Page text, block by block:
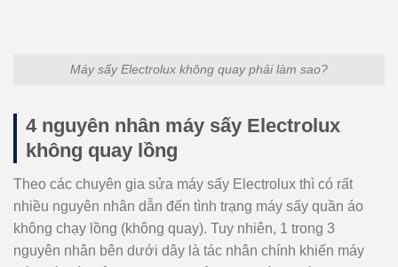
Máy sấy Electrolux không quay phải làm sao?
4 nguyên nhân máy sấy Electrolux
không quay lồng
Theo các chuyên gia sửa máy sấy Electrolux thì có rất
nhiều nguyên nhân dẫn đến tình trạng máy sấy quần áo
không chạy lồng (không quay). Tuy nhiên, 1 trong 3
nguyên nhân bên dưới dây là tác nhân chính khiến máy